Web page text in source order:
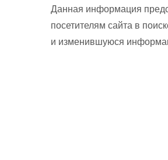
Данная информация
посетителям сайта в
и изменившуюся